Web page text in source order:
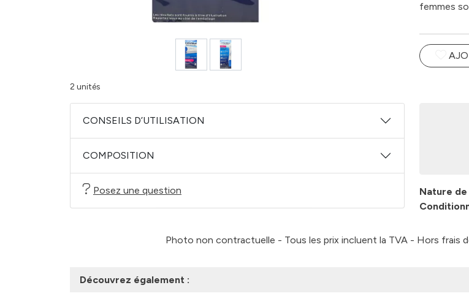
2 unités
femmes
CONSEILS D’UTILISATION
COMPOSITION
Posez une question Nature
Photo non contractuelle - Tous les prix incluent la TVA - Hors frais
Découvrez également :